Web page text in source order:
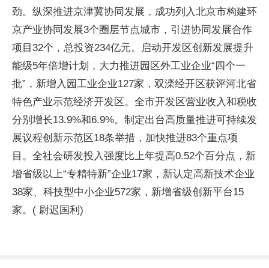
劲。纵深推进京津冀协同发展，成功列入北京市构建环
京产业协同发展3个圈层节点城市，引进协同发展合作
项目32个，总投资234亿元。启动开发区创新发展提升
能级5年倍增计划，大力推进园区外工业企业“四个一
批”，新增入园工业企业127家，双滦经开区获评河北省
特色产业示范经济开发区。全市开发区营业收入和税收
分别增长13.9%和6.9%。制定出台高质量推进可持续发
展议程创新示范区18条举措，加快推进83个重点项
目。全社会研发投入强度比上年提高0.52个百分点，新
增省级以上“专精特新”企业17家，新认定高新技术企业
38家、科技型中小企业572家，新增省级创新平台15
家。( 尉迟国利)